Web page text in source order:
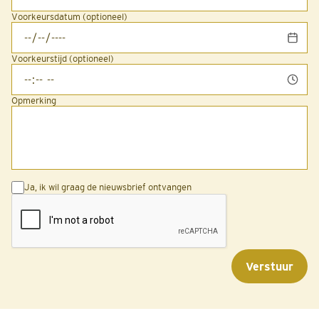
Voorkeursdatum (optioneel)
Voorkeurstijd (optioneel)
Opmerking
Ja, ik wil graag de nieuwsbrief ontvangen